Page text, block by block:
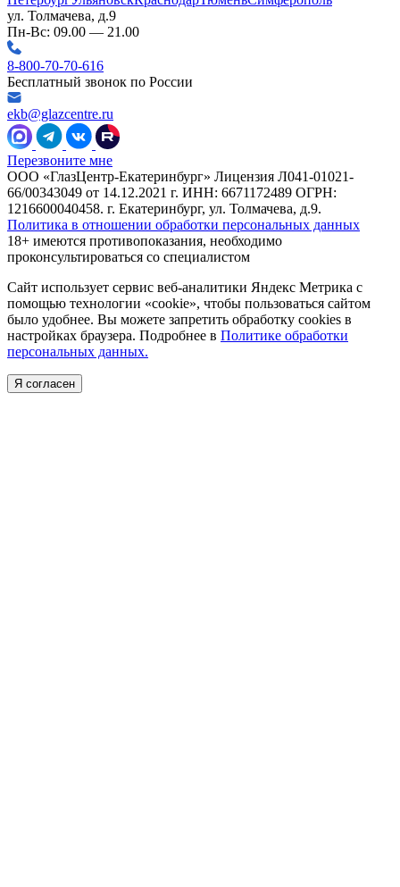
ул. Толмачева, д.9
Пн-Вс: 09.00 — 21.00
8-800-70-70-616
Бесплатный звонок по России
ekb@glazcentre.ru
Перезвоните мне
ООО «ГлазЦентр-Екатеринбург» Лицензия Л041-01021-
66/00343049 от 14.12.2021 г. ИНН: 6671172489 ОГРН:
1216600040458. г. Екатеринбург, ул. Толмачева, д.9.
Политика в отношении обработки персональных данных
18+ имеются противопоказания, необходимо
проконсультироваться со специалистом
Сайт использует сервис веб-аналитики Яндекс Метрика с
помощью технологии «cookie», чтобы пользоваться сайтом
было удобнее. Вы можете запретить обработку cookies в
настройках браузера. Подробнее в Политике обработки
персональных данных.
Я согласен